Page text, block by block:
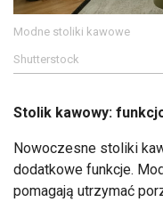
Modne stoliki kawowe
Shutterstock
Stolik kawowy:
Nowoczesne stoliki
dodatkowe funkcje.
pomagają utrzymać